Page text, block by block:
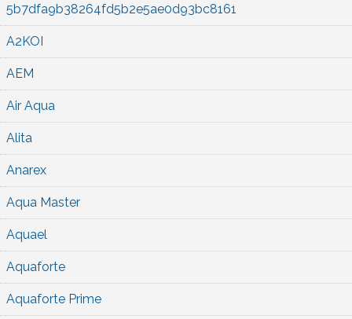
5b7dfa9b38264fd5b2e5ae0d93bc8161
A2KOI
AEM
Air Aqua
Alita
Anarex
Aqua Master
Aquael
Aquaforte
Aquaforte Prime